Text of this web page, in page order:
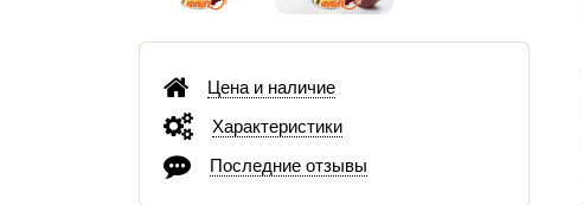
Цена и наличие
Характеристики
Последние отзывы